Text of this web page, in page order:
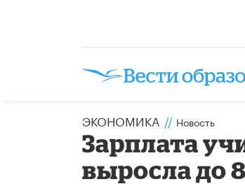
ЭКОНОМИКА // Новость
Зарплата
выросла до